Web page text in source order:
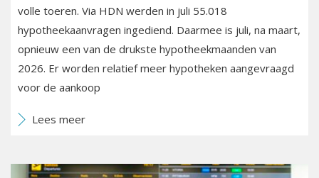
volle toeren. Via HDN werden in juli 55.018
hypotheekaanvragen ingediend. Daarmee is juli, na maart,
opnieuw een van de drukste hypotheekmaanden van
2026. Er worden relatief meer hypotheken aangevraagd
voor de aankoop
Lees meer